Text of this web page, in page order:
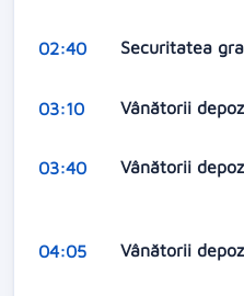
02:40 Securitatea
03:10 Vânătorii
03:40 Vânătorii
04:05 Vânătorii